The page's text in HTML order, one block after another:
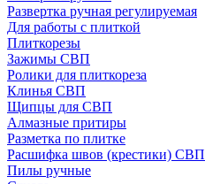
Развертка ручная регулируемая
Для работы с плиткой
Плиткорезы
Зажимы СВП
Ролики для плиткореза
Клинья СВП
Щипцы для СВП
Алмазные притиры
Разметка по плитке
Расшифка швов (крестики) СВП
Пилы ручные